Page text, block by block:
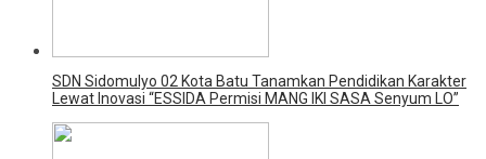
SDN Sidomulyo 02 Kota Batu Tanamkan Pendidikan Karakter
Lewat Inovasi “ESSIDA Permisi MANG IKI SASA Senyum LO”